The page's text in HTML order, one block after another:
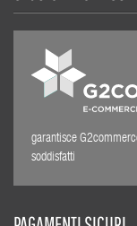
garantisce
soddisfatti